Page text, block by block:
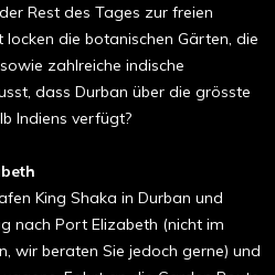
Rest des Tages zur freien
die botanischen Gärten, die
zahlreiche indische
dass Durban über die grösste
Indiens verfügt?
King Shaka in Durban und
nach Port Elizabeth (nicht im
wir beraten Sie jedoch gerne) und